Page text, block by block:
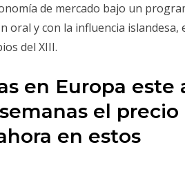
de mercado bajo un
oral y con la influencia islandesa,
del XIII.
en Europa este
el precio
en estos